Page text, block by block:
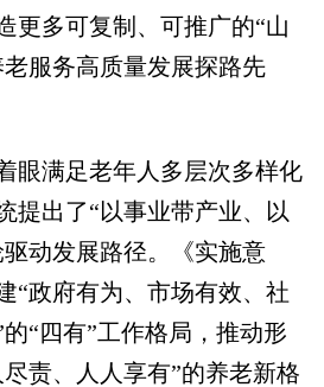
更多可复制、可推广的“山
服务高质量发展探路先
满足老年人多层次多样化
提出了“以事业带产业、以
动发展路径。《实施意
“政府有为、市场有效、社
“四有”工作格局，推动形
责、人人享有”的养老新格